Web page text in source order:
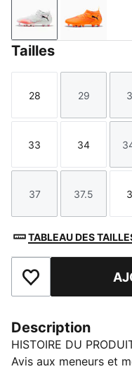
PUMA White-
Heat
Tailles
Taille
28
Taille
29
Taille
33
Taille
34
Taille
37
Taille
37.5
TABLEAU DES
Ajouter aux favoris
Description
HISTOIRE DU
Avis aux meneurs et